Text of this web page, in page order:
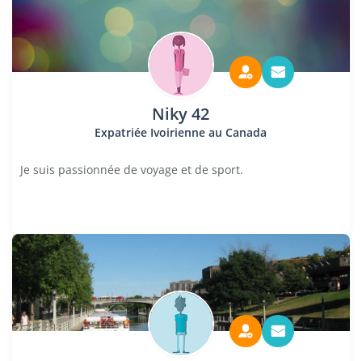
Niky 42
Expatriée Ivoirienne au Canada
Je suis passionnée de voyage et de sport.